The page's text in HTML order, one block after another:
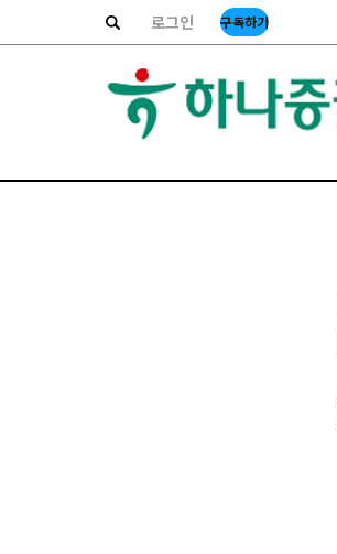
로그인 구독하기